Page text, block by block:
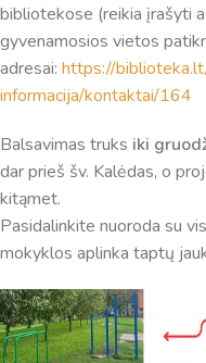
bibliotekose (reikia įrašyti
gyvenamosios vietos
adresai: https://
informacija/kontaktai/164
Balsavimas truks iki
dar prieš šv. Kalėdas, o
kitąmet.
Pasidalinkite nuoroda su
mokyklos aplinka taptų